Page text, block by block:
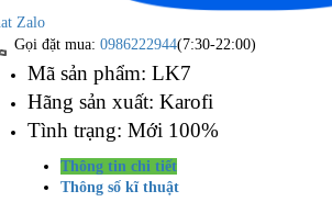
Zalo
Gọi đặt mua: 0986222944(7:30-22:00)
Mã sản phẩm: LK7
Hãng sản xuất: Karofi
Tình trạng: Mới 100%
Thông tin chi tiết
Thông số kĩ thuật